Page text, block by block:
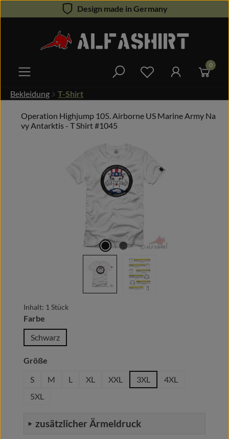
Zum Hauptinhalt springenDesign made in Germany
Du hast 0 0
Bekleidung T-Shirt
Operation Highjump 105. Airborne US Marine Army Na
vy Antarktis - T Shirt #1045
Bildergalerie überspringen
Inhalt: 1 Stück
Farbe
Schwarz
Größe
S
M L XL XXL 3XL
4XL
5XL
zusätzlicher Ärmeldruck